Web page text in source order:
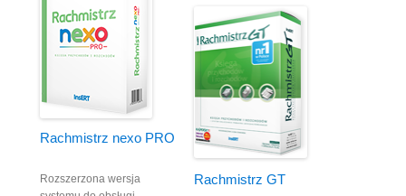
Rachmistrz nexo PRO
Rozszerzona wersja
Rachmistrz GT